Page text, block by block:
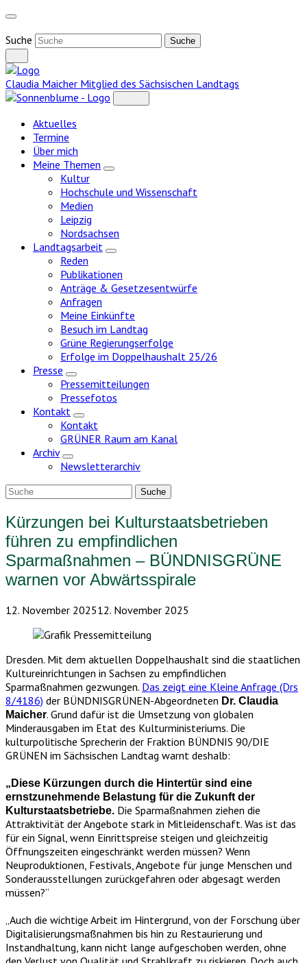
Weiter
Inhalt
Suche
Claudia Maicher Mitglied des Sächsischen Landtags
Aktuelles
Termine
Über mich
Meine Themen
Zeige
Kultur
Hochschule und Wissenschaft
Medien
Leipzig
Nordsachsen
Landtagsarbeit
Zeige
Reden
Publikationen
Anträge & Gesetzesentwürfe
Anfragen
Meine Einkünfte
Besuch im Landtag
Grüne Regierungserfolge
Erfolge im Doppelhaushalt 25/26
Presse
Zeige
Untermenü
Pressemitteilungen
Pressefotos
Kontakt
Zeige
Untermenü
Kontakt
GRÜNER Raum am Kanal
Archiv
Zeige
Untermenü
Newsletterarchiv
Kürzungen bei Kulturstaatsbetrieben
führen zu empfindlichen
Sparmaßnahmen – BÜNDNISGRÜNE
warnen vor Abwärtsspirale
12. November 202512. November 2025
Dresden. Mit dem aktuellen Doppelhaushalt sind die staatlichen
Kultureinrichtungen in Sachsen zu empfindlichen
Sparmaßnahmen gezwungen. Das zeigt eine Kleine Anfrage (Drs
8/4186) der BÜNDNISGRÜNEN-Abgeordneten Dr. Claudia
Maicher. Grund dafür ist die Umsetzung von globalen
Minderausgaben im Etat des Kulturministeriums. Die
kulturpolitische Sprecherin der Fraktion BÜNDNIS 90/DIE
GRÜNEN im Sächsischen Landtag warnt deshalb:
„Diese Kürzungen durch die Hintertür sind eine
ernstzunehmende Belastung für die Zukunft der
Kulturstaatsbetriebe. Die Sparmaßnahmen ziehen die
Attraktivität der Angebote stark in Mitleidenschaft. Was ist das
für ein Signal, wenn Einrittspreise steigen und gleichzeitig
Öffnungszeiten eingeschränkt werden müssen? Wenn
Neuproduktionen, Festivals, Angebote für junge Menschen und
Sonderausstellungen zurückgefahren oder abgesagt werden
müssen?“
„Auch die wichtige Arbeit im Hintergrund, von der Forschung über
Digitalisierungsmaßnahmen bis hin zu Restaurierung und
Instandhaltung, kann nicht lange aufgeschoben werden, ohne